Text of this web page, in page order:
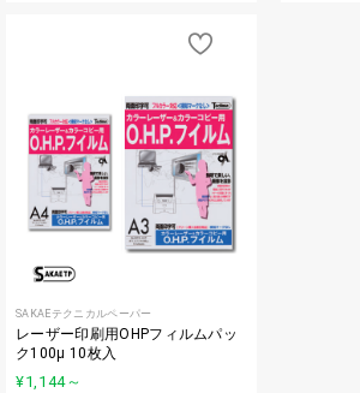
SAKAEテクニカルペーパー
レーザー印刷用OHPフィルムパッ
ク100μ 10枚入
¥1,144～